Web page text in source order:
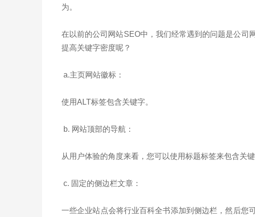
为。
在以前的公司网站SEO中，我们经常遇到的问题是公司
提高关键字密度呢？
a.主页网站徽标：
使用ALT标签包含关键字。
b. 网站顶部的导航：
从用户体验的角度来看，您可以使用标题标签来包含关
c. 固定的侧边栏文章：
一些企业站点会将行业百科全书添加到侧边栏，然后您